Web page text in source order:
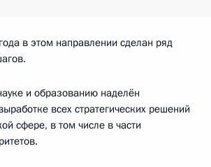
в этом направлении сделан ряд
и образованию наделён
всех стратегических решений
сфере, в том числе в части